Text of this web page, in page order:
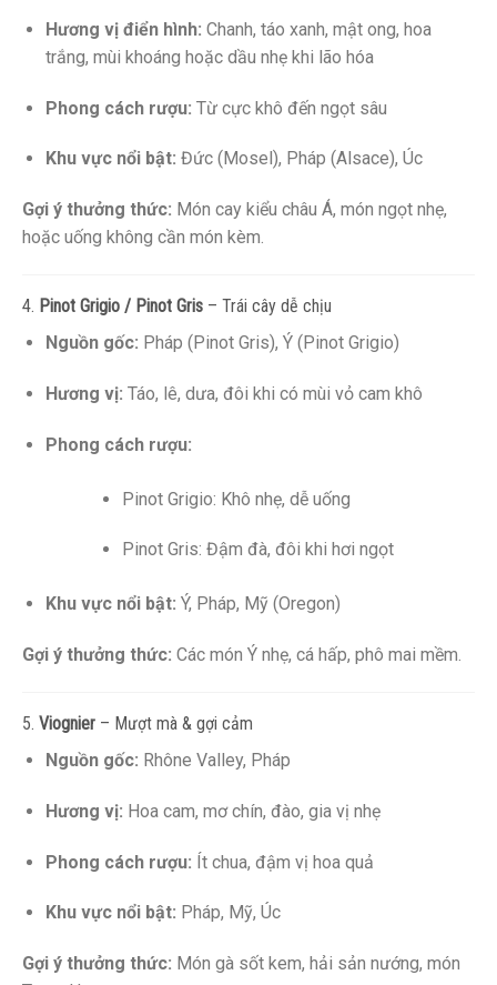
Hương vị điển hình: Chanh, táo xanh, mật ong, hoa
trắng, mùi khoáng hoặc dầu nhẹ khi lão hóa
Phong cách rượu: Từ cực khô đến ngọt sâu
Khu vực nổi bật: Đức (Mosel), Pháp (Alsace), Úc
Gợi ý thưởng thức: Món cay kiểu châu Á, món ngọt nhẹ,
hoặc uống không cần món kèm.
4. Pinot Grigio / Pinot Gris – Trái cây dễ chịu
Nguồn gốc: Pháp (Pinot Gris), Ý (Pinot Grigio)
Hương vị: Táo, lê, dưa, đôi khi có mùi vỏ cam khô
Phong cách rượu:
Pinot Grigio: Khô nhẹ, dễ uống
Pinot Gris: Đậm đà, đôi khi hơi ngọt
Khu vực nổi bật: Ý, Pháp, Mỹ (Oregon)
Gợi ý thưởng thức: Các món Ý nhẹ, cá hấp, phô mai mềm.
5. Viognier – Mượt mà & gợi cảm
Nguồn gốc: Rhône Valley, Pháp
Hương vị: Hoa cam, mơ chín, đào, gia vị nhẹ
Phong cách rượu: Ít chua, đậm vị hoa quả
Khu vực nổi bật: Pháp, Mỹ, Úc
Gợi ý thưởng thức: Món gà sốt kem, hải sản nướng, món